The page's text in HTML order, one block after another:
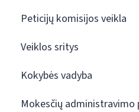
Peticijų komisijos veikla
Veiklos sritys
Kokybės vadyba
Mokesčių administravimo